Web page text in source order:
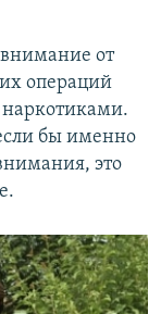
внимание от
операций
наркотиками.
бы именно
это